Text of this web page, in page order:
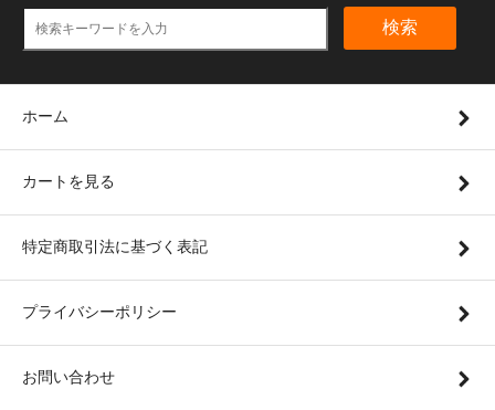
検索
ホーム
カートを見る
特定商取引法に基づく表記
プライバシーポリシー
お問い合わせ